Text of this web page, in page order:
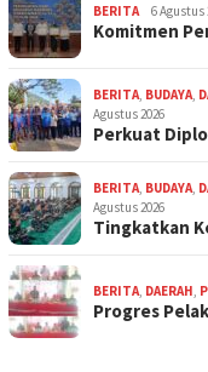
BERITA 6 Agustus
Komitmen
BERITA, BUDAYA,
Agustus 2026
Perkuat
BERITA, BUDAYA,
Agustus 2026
Tingkatkan
BERITA, DAERAH,
Progres